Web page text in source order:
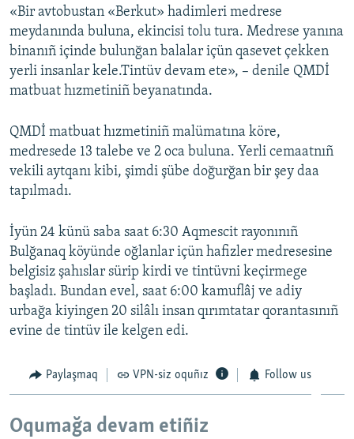
Українською
QOŞULIÑIZ!
RFE/RS bütün saytları
«Bir avtobustan «Berkut» hadimleri medrese
meydanında buluna, ekincisi tolu tura. Medrese yanına
binanıñ içinde bulunğan balalar içün qasevet çekken
yerli insanlar kele.Tintüv devam ete», – denile QMDİ
matbuat hızmetiniñ beyanatında.
QMDİ matbuat hızmetiniñ malümatına köre,
medresede 13 talebe ve 2 oca buluna. Yerli cemaatnıñ
vekili aytqanı kibi, şimdi şübe doğurğan bir şey daa
tapılmadı.
İyün 24 künü saba saat 6:30 Aqmescit rayonınıñ
Bulğanaq köyünde oğlanlar içün hafizler medresesine
belgisiz şahıslar sürip kirdi ve tintüvni keçirmege
başladı. Bundan evel, saat 6:00 kamuflâj ve adiy
urbağa kiyingen 20 silâlı insan qırımtatar qorantasınıñ
evine de tintüv ile kelgen edi.
Paylaşmaq VPN-siz oquñız Follow us
Oqumağa devam etiñiz